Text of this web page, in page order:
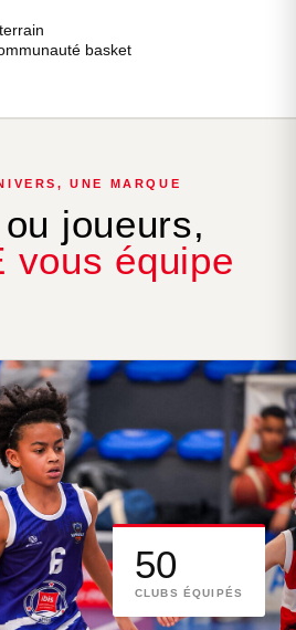
basket
UNE MARQUE
joueurs,
vous équipe
50
CLUBS ÉQUIPÉS